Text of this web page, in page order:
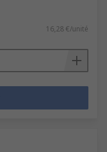
16,28 €/unité